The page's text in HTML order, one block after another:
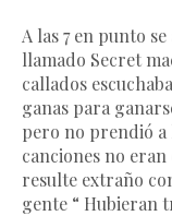
A las 7 en punto
llamado Secret
callados
ganas para
pero no prendió a
canciones no
resulte extraño
gente “ Hubieran